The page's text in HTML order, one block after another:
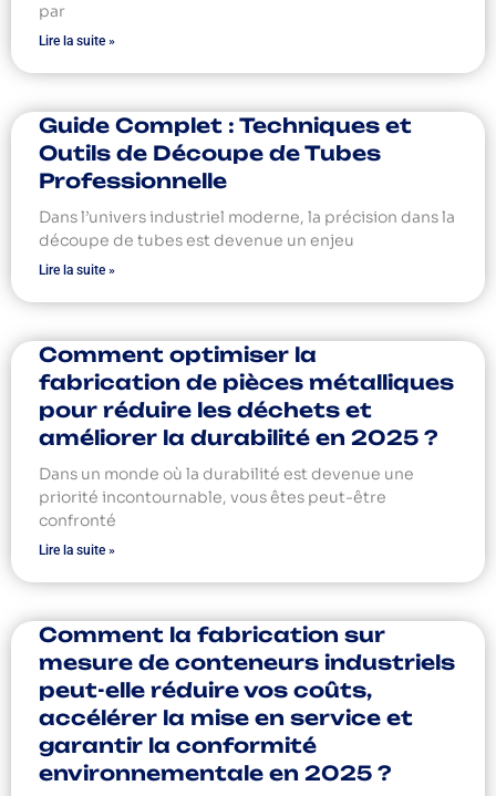
par
Lire la suite »
Guide Complet : Techniques et
Outils de Découpe de Tubes
Professionnelle
Dans l’univers industriel moderne, la précision dans la
découpe de tubes est devenue un enjeu
Lire la suite »
Comment optimiser la
fabrication de pièces métalliques
pour réduire les déchets et
améliorer la durabilité en 2025 ?
Dans un monde où la durabilité est devenue une
priorité incontournable, vous êtes peut-être
confronté
Lire la suite »
Comment la fabrication sur
mesure de conteneurs industriels
peut-elle réduire vos coûts,
accélérer la mise en service et
garantir la conformité
environnementale en 2025 ?